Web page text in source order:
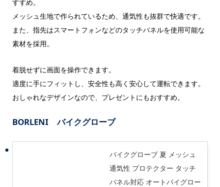
すすめ。
メッシュ生地で作られているため、通気性も抜群で快適です。
また、指先はスマートフォンなどのタッチパネルを使用可能な
素材を採用。
着脱せずに画面を操作できます。
適度に手にフィットし、安全性も高く安心して運転できます。
おしゃれなデザインなので、プレゼントにもおすすめ。
BORLENI バイクグローブ
バイクグローブ 夏 メッシュ
通気性 プロテクター タッチ
パネル対応 オートバイグロー